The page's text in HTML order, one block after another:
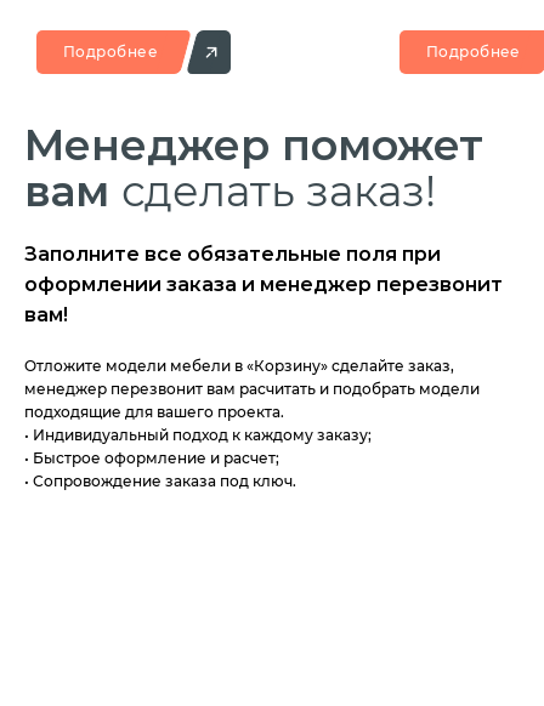
Подробнее Подробнее
Менеджер поможет
вам сделать заказ!
Заполните все обязательные поля при
оформлении заказа и менеджер перезвонит
вам!
Отложите модели мебели в «Корзину» сделайте заказ,
менеджер перезвонит вам расчитать и подобрать модели
подходящие для вашего проекта.
• Индивидуальный подход к каждому заказу;
• Быстрое оформление и расчет;
• Сопровождение заказа под ключ.